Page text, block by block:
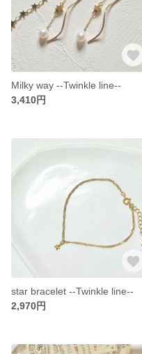
Milky way --Twinkle line--
3,410円
star bracelet --Twinkle line--
2,970円